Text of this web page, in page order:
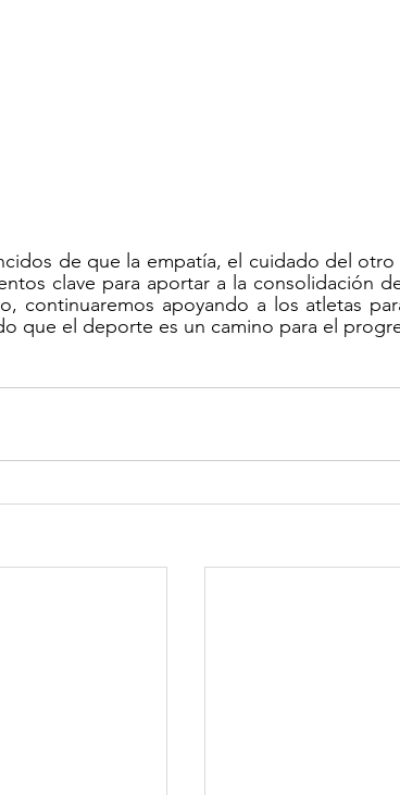
de que la empatía, el cuidado del
clave para aportar a la consolidación
continuaremos apoyando a los atletas
que el deporte es un camino para el